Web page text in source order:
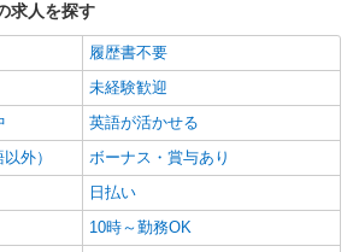
求人を探す
履歴書不要
未経験歓迎
英語が活かせる
外）
ボーナス・賞与あり
日払い
10時～勤務OK